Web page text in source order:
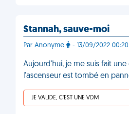
Stannah, sauve-moi
Par Anonyme - 13/09/2022 00:20
Aujourd'hui, je me suis fait
l'ascenseur est tombé en
JE VALIDE, C'EST UNE VDM